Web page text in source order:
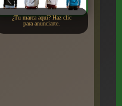
¿Tu marca aquí? Haz clic
para anunciarte.